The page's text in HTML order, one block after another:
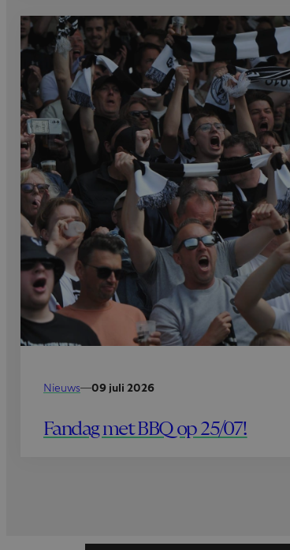
Nieuws—09 juli 2026
Fandag met BBQ op 25/07!